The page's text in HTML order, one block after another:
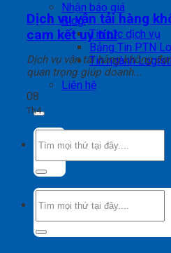
Nhận báo giá
Blog
Tin tức dịch vụ
Bảng Tin PTN
Tin ngành
Liên hệ
Dịch vụ vận tải hàng
cam kết uy tín!
Dịch vụ vận tải hàng không
quan trọng giúp doanh...
08
Th4